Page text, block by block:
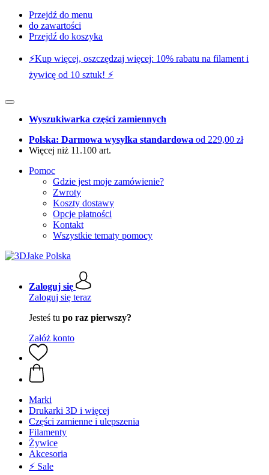
Przejdź do menu
do zawartości
Przejdź do koszyka
⚡️Kup więcej, oszczędzaj więcej: 10% rabatu na filament i
żywicę od 10 sztuk! ⚡️
Wyszukiwarka części zamiennych
Polska: Darmowa wysyłka standardowa od 229,00 zł
Więcej niż 11.100 art.
Pomoc
Gdzie jest moje zamówienie?
Zwroty
Koszty dostawy
Opcje płatności
Kontakt
Wszystkie tematy pomocy
Zaloguj się
Zaloguj się teraz
Jesteś tu po raz pierwszy?
Załóż konto
Marki
Drukarki 3D i więcej
Części zamienne i ulepszenia
Filamenty
Żywice
Akcesoria
⚡ Sale